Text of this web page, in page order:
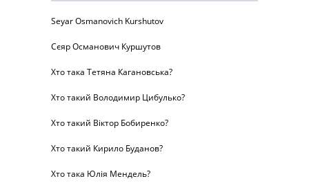
Seyar Osmanovich Kurshutov
Сєяр Османович Куршутов
Хто така Тетяна Кагановська?
Хто такий Володимир Цибулько?
Хто такий Віктор Бобиренко?
Хто такий Кирило Буданов?
Хто така Юлія Мендель?